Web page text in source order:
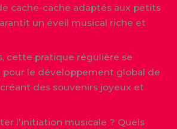
cache-cache adaptés aux petits
un éveil musical riche et
cette pratique régulière se
pour le développement global de
des souvenirs joyeux et
l’initiation musicale ? Quels